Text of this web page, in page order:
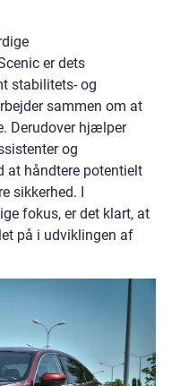
er dets
stabilitets- og
sammen om at
Derudover hjælper
og
at håndtere potentielt
sikkerhed. I
fokus, er det klart, at
på i udviklingen af